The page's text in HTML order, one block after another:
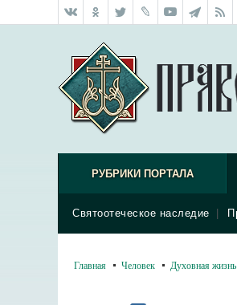
РУБРИКИ ПОРТАЛА
Святоотеческое наследие
Главная Человек Духовная жизнь